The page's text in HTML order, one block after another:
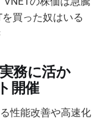
買った奴はいる
務に活か
開催
性能改善や高速化